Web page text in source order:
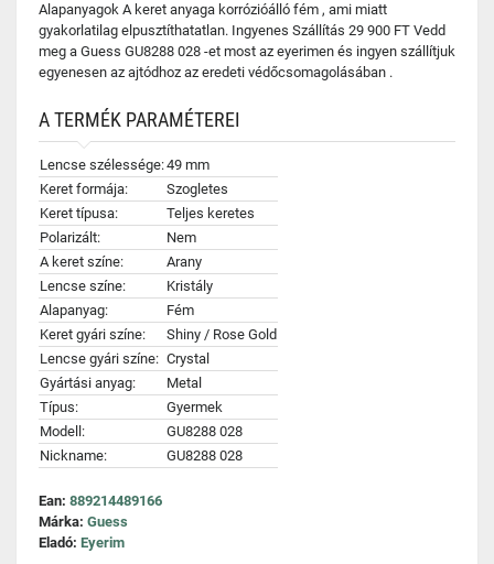
Alapanyagok A keret anyaga korrózióálló fém , ami miatt
gyakorlatilag elpusztíthatatlan. Ingyenes Szállítás 29 900 FT Vedd
meg a Guess GU8288 028 -et most az eyerimen és ingyen szállítjuk
egyenesen az ajtódhoz az eredeti védőcsomagolásában .
A TERMÉK PARAMÉTEREI
Lencse szélessége:49 mm
Keret formája:
Szogletes
Keret típusa:
Teljes keretes
Polarizált:
Nem
A keret színe:
Arany
Lencse színe:
Kristály
Alapanyag:
Fém
Keret gyári színe:
Shiny / Rose Gold
Lencse gyári színe: Crystal
Gyártási anyag:
Metal
Típus:
Gyermek
Modell:
GU8288 028
Nickname:
GU8288 028
Ean: 889214489166
Márka: Guess
Eladó: Eyerim